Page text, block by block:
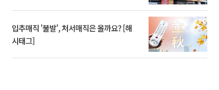
입추매직 '불발', 처서매직은 올까요? [해
시태그]